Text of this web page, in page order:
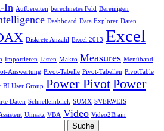
In Aufbereiten berechnetes Feld Bereinigen
Dashboard Data Explorer Daten
Diskrete Anzahl Excel 2013 Excel
Importieren Listen Makro Measures Menüband
Auswertung Pivot-Tabelle Pivot-Tabellen PivotTable
BI User Group Power PivotPower
Daten Schnelleinblick SUMX SVERWEIS
Umsatz VBA Video Video2Brain